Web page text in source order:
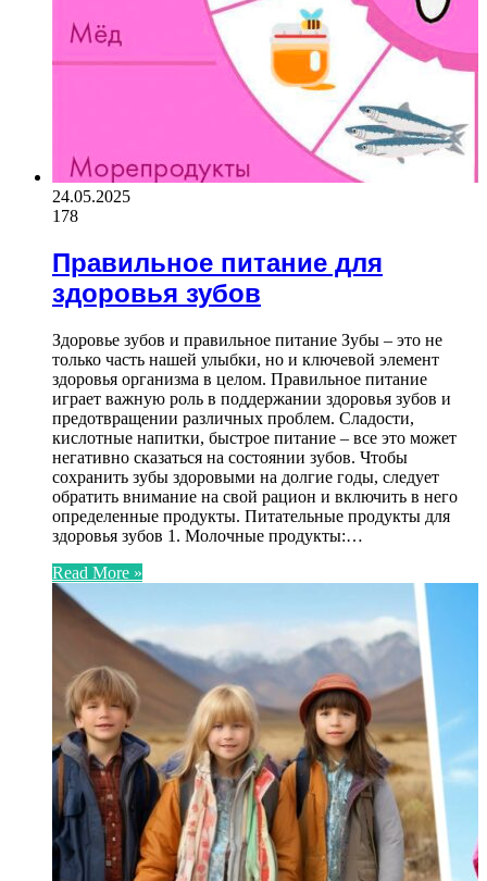
24.05.2025
178
Правильное питание для
здоровья зубов
Здоровье зубов и правильное питание Зубы – это не
только часть нашей улыбки, но и ключевой элемент
здоровья организма в целом. Правильное питание
играет важную роль в поддержании здоровья зубов и
предотвращении различных проблем. Сладости,
кислотные напитки, быстрое питание – все это может
негативно сказаться на состоянии зубов. Чтобы
сохранить зубы здоровыми на долгие годы, следует
обратить внимание на свой рацион и включить в него
определенные продукты. Питательные продукты для
здоровья зубов 1. Молочные продукты:…
Read More »